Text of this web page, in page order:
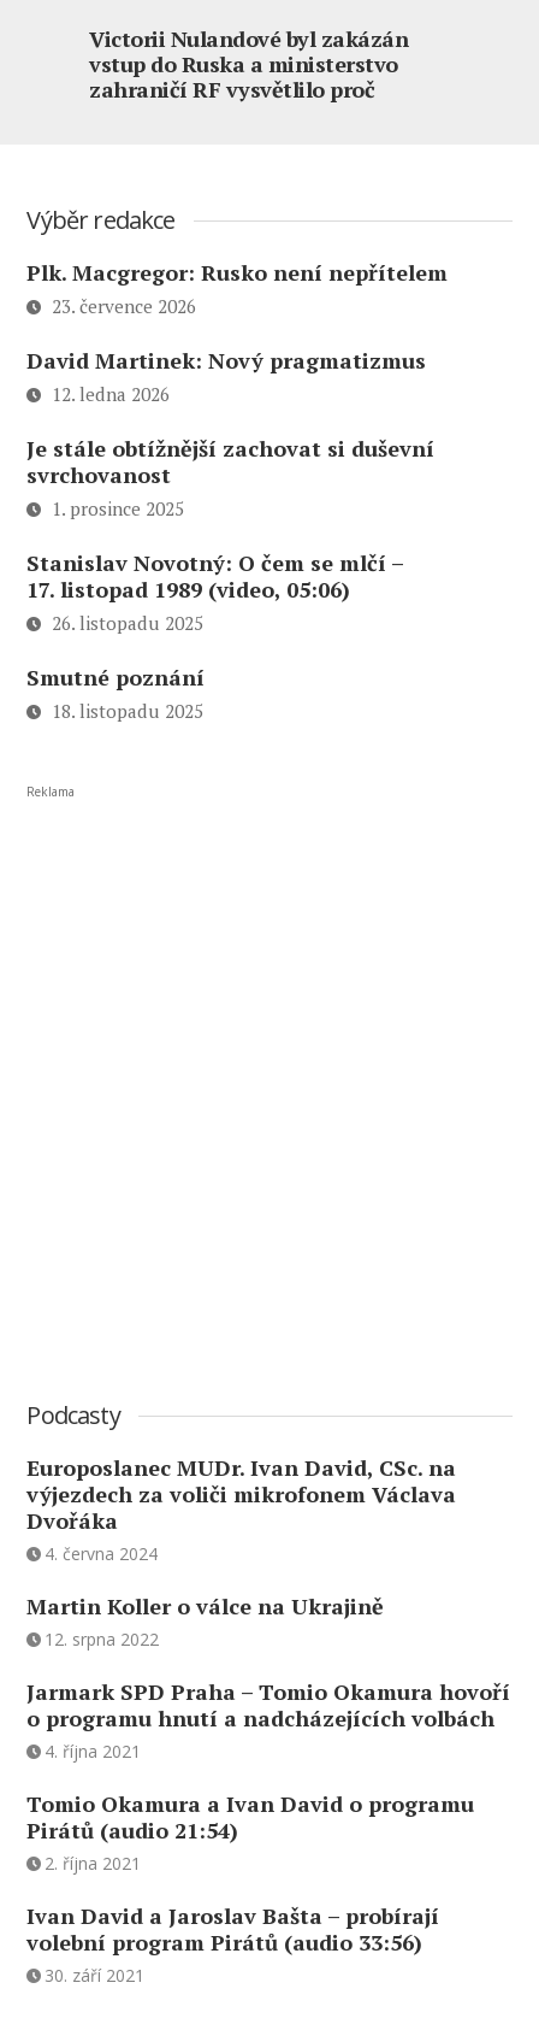
Victorii Nulandové byl zakázán
vstup do Ruska a ministerstvo
zahraničí RF vysvětlilo proč
Výběr redakce
Plk. Macgregor: Rusko není nepřítelem
23. července 2026
David Martinek: Nový pragmatizmus
12. ledna 2026
Je stále obtížnější zachovat si duševní
svrchovanost
1. prosince 2025
Stanislav Novotný: O čem se mlčí –
17. listopad 1989 (video, 05:06)
26. listopadu 2025
Smutné poznání
18. listopadu 2025
Reklama
Podcasty
Europoslanec MUDr. Ivan David, CSc. na
výjezdech za voliči mikrofonem Václava
Dvořáka
4. června 2024
Martin Koller o válce na Ukrajině
12. srpna 2022
Jarmark SPD Praha – Tomio Okamura hovoří
o programu hnutí a nadcházejících volbách
4. října 2021
Tomio Okamura a Ivan David o programu
Pirátů (audio 21:54)
2. října 2021
Ivan David a Jaroslav Bašta – probírají
volební program Pirátů (audio 33:56)
30. září 2021